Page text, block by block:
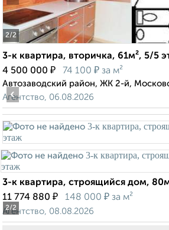
2/2
3-к квартира, вторичка, 61м², 5/5
4 500 000 ₽ 74 100 ₽ за м²
Автозаводский район, ЖК 2-й,
Агентство, 06.08.2026
2/2
‹
3-к квартира, строящийся дом,
11 774 880 ₽ 148 000 ₽ за м²
Агентство, 08.08.2026